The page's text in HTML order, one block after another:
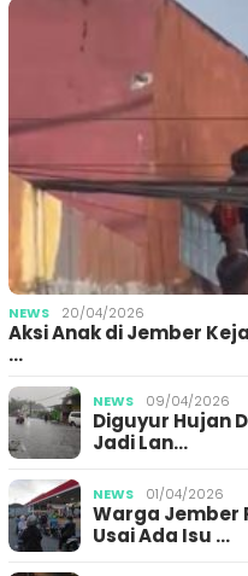
NEWS 20/04/2026
Aksi Anak di Jember
…
NEWS 09/04/2026
Diguyur Hujan
Jadi Lan…
NEWS 01/04/2026
Warga Jember
Usai Ada Isu …